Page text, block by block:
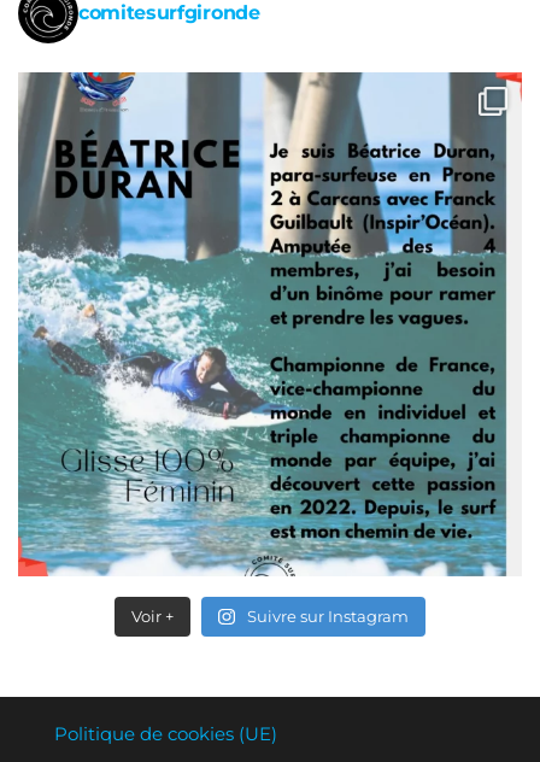
comitesurfgironde
Voir + Suivre sur Instagram
Politique de cookies (UE)